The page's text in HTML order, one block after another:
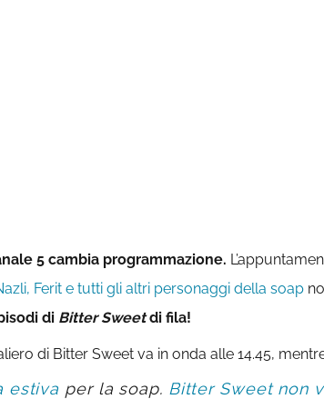
5 cambia programmazione.
Ferit e tutti gli altri personaggi della soap
di Bitter Sweetdi fila!
di Bitter Sweet va in onda alle 14.45,
estiva per la soap. Bitter Sweet non